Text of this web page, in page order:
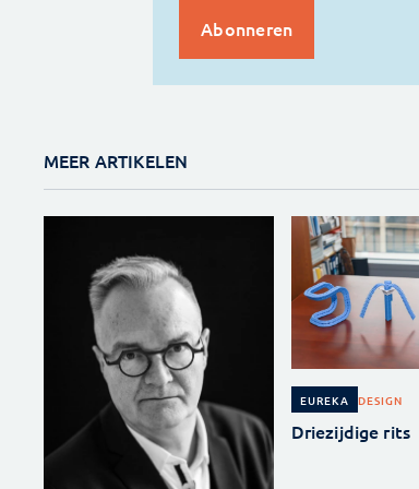
MEER ARTIKELEN
EUREKA DESIGN
Driezijdige rits